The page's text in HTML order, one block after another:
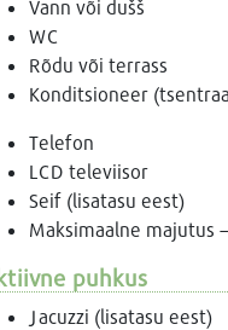
Vann või dušš
WC
Rõdu või terrass
Konditsioneer
Telefon
LCD televiisor
Seif (lisatasu eest)
Maksimaalne majutus
puhkus
Jacuzzi (lisatasu eest)